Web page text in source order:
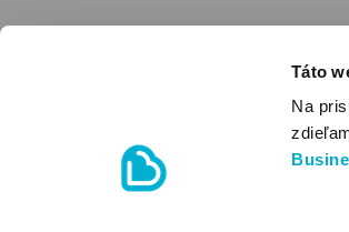
Táto
Na